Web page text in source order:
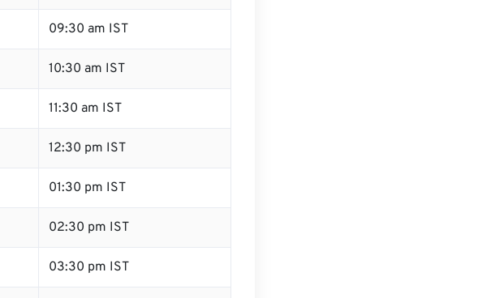
09:30 am IST
10:30 am IST
11:30 am IST
12:30 pm IST
01:30 pm IST
02:30 pm IST
03:30 pm IST